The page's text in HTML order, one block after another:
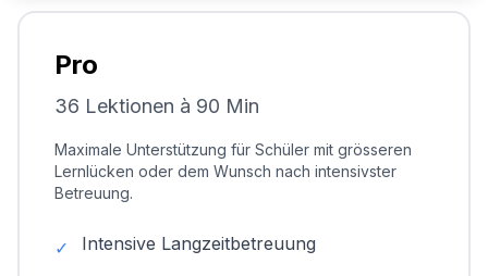
Pro
36 Lektionen à 90 Min
Maximale Unterstützung für Schüler mit grösseren
Lernlücken oder dem Wunsch nach intensivster
Betreuung.
✓ Intensive Langzeitbetreuung